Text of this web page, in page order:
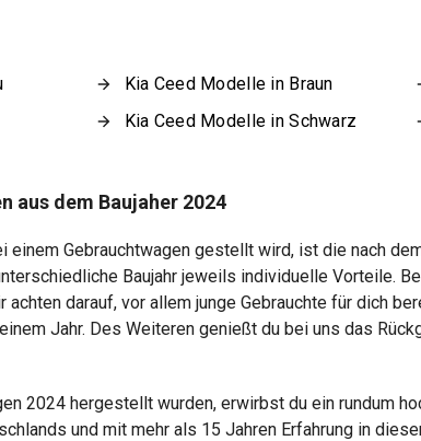
Kia Ceed Modelle in Braun
Kia Ceed Modelle in Schwarz
aus dem Baujaher 2024
einem Gebrauchtwagen gestellt wird, ist die nach
Baujahr jeweils individuelle Vorteile.
achten darauf, vor allem junge Gebrauchte für dich
Jahr. Des Weiteren genießt du bei uns das
2024 hergestellt wurden, erwirbst du ein rundum
und mit mehr als 15 Jahren Erfahrung in